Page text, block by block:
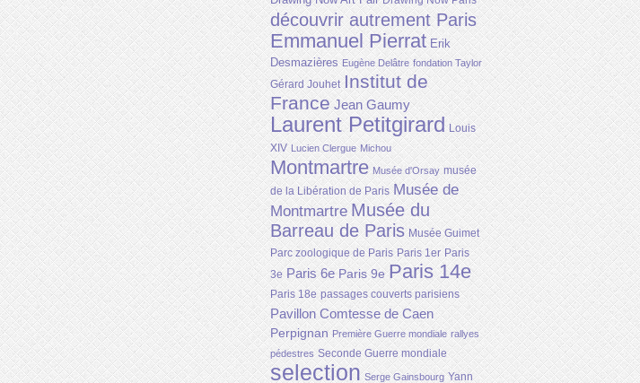
découvrir autrement Paris
Emmanuel Pierrat Erik
Desmazières Eugène Delâtre fondation Taylor
Gérard Jouhet Institut de
France Jean Gaumy
Laurent Petitgirard Louis
XIV Lucien Clergue Michou
Montmartre Musée d'Orsay musée
de la Libération de Paris Musée de
Montmartre Musée du
Barreau de Paris Musée Guimet
Parc zoologique de Paris Paris 1er Paris
3e Paris 6e Paris 9e Paris 14e
Paris 18e passages couverts parisiens
Pavillon Comtesse de Caen
Perpignan Première Guerre mondiale rallyes
pédestres Seconde Guerre mondiale
selection Serge Gainsbourg Yann